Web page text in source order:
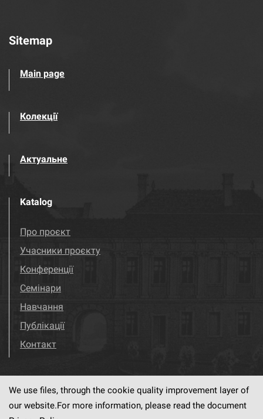
Sitemap
Main page
Колекції
Актуальне
Katalog
Про проєкт
Учасники проєкту
Конференції
Семінари
Навчання
Публікації
Контакт
Visit us! Facebook
We use files, through the cookie quality improvement layer of
our website.For more information, please read the document